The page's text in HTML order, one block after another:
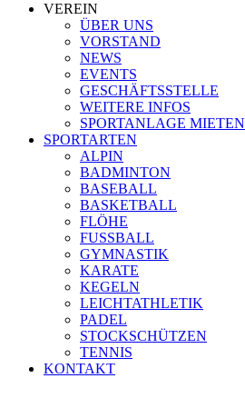
VEREIN
ÜBER UNS
VORSTAND
NEWS
EVENTS
GESCHÄFTSSTELLE
WEITERE INFOS
SPORTANLAGE MIETEN
SPORTARTEN
ALPIN
BADMINTON
BASEBALL
BASKETBALL
FLÖHE
FUSSBALL
GYMNASTIK
KARATE
KEGELN
LEICHTATHLETIK
PADEL
STOCKSCHÜTZEN
TENNIS
KONTAKT